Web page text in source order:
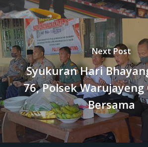
Next Post
Syukuran Hari
76, Polsek Warujayeng
Bersama